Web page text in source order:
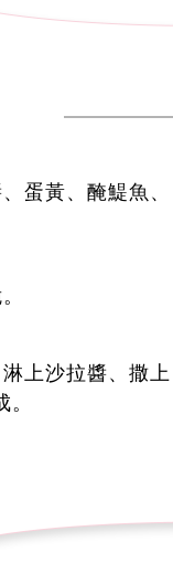
蛋黃、醃鯷魚、
上沙拉醬、撒上